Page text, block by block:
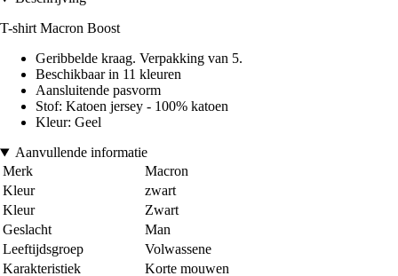
T-shirt Macron Boost
Geribbelde kraag. Verpakking van 5.
Beschikbaar in 11 kleuren
Aansluitende pasvorm
Stof: Katoen jersey - 100% katoen
Kleur: Geel
Aanvullende informatie
Merk
Macron
Kleur
zwart
Kleur
Zwart
Geslacht
Man
Leeftijdsgroep
Volwassene
Karakteristiek
Korte mouwen